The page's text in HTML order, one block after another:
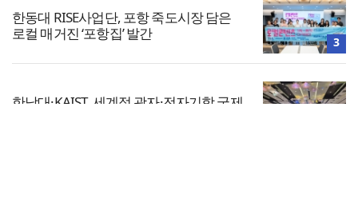
한동대 RISE사업단, 포항 죽도시장 담은
로컬 매거진 ‘포항집’ 발간
3
한남대·KAIST, 세계적 광자·전자기학 국제